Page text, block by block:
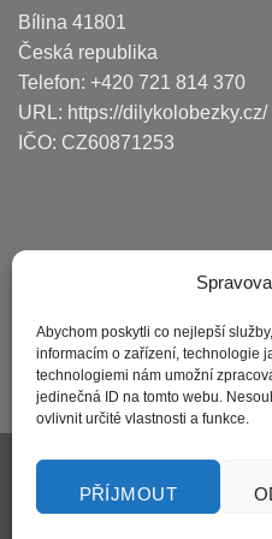
Abychom poskytli co nejlepší
informacím o zařízení, technologie
technologiemi nám umožní
jedinečná ID na tomto webu.
ovlivnit určité vlastnosti a funkce.
PŘÍJMOUT
Bílina 41801
Česká republika
Telefon: +420 721 814 370
URL: https://dilykolobezky.cz/
IČO: CZ60871253